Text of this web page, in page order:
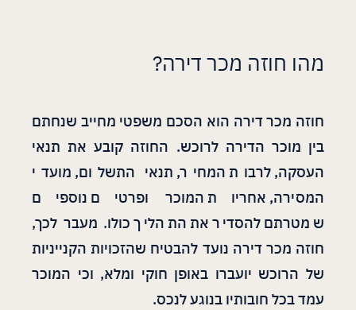
מהו חוזה מכר דירה?
חוזה מכר דירה הוא הסכם משפטי מחייב שנחתם
בין מוכר הדירה לרוכש. החוזה קובע את תנאי
העסקה, לרבות המחיר, תנאי התשלום, מועדי
המסירה, אחריות המוכר ופרטים נוספים
שמטרתם להסדיר את התהליך כולו. מעבר לכך,
חוזה מכר דירה נועד להבטיח שהזכויות הקנייניות
של הרוכש יועברו באופן חוקי ומלא, וכי המוכר
עמד בכל חובותיו בנוגע לנכס.